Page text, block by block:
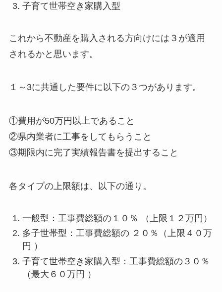
子育て世帯空き家購入型
これから不動産を購入される方向けには３が適用
されるかと思います。
１～3に共通した要件に以下の３つがあります。
①費用が50万円以上であること
②県内業者に工事をしてもらうこと
③期限内に完了実績報告書を提出すること
各タイプの上限額は、以下の通り。
一般型：工事費総額の１０％ （上限１２万円）
多子世帯型：工事費総額の ２０％（上限４０万
円 ）
子育て世帯空き家購入型：工事費総額の３０％
（最大６０万円 ）